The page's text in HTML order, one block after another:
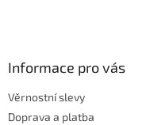
Informace pro vás
Věrnostní slevy
Doprava a platba